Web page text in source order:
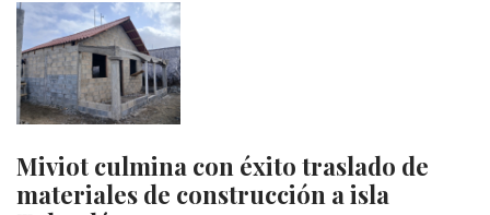
Miviot culmina con éxito traslado de
materiales de construcción a isla